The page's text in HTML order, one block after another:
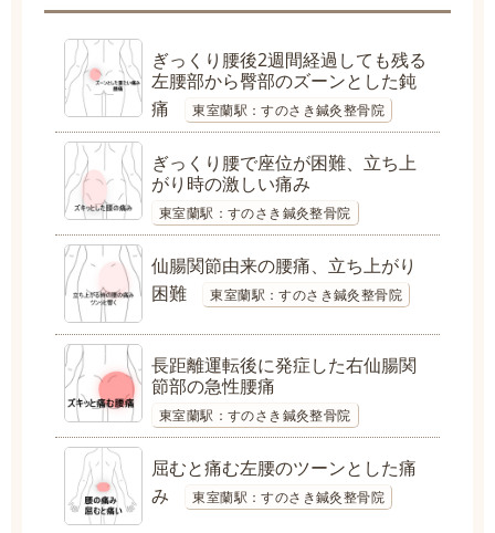
ぎっくり腰後2週間経過しても残る
左腰部から臀部のズーンとした鈍
痛
東室蘭駅：すのさき鍼灸整骨院
ぎっくり腰で座位が困難、立ち上
がり時の激しい痛み
東室蘭駅：すのさき鍼灸整骨院
仙腸関節由来の腰痛、立ち上がり
困難
東室蘭駅：すのさき鍼灸整骨院
長距離運転後に発症した右仙腸関
節部の急性腰痛
東室蘭駅：すのさき鍼灸整骨院
屈むと痛む左腰のツーンとした痛
み
東室蘭駅：すのさき鍼灸整骨院